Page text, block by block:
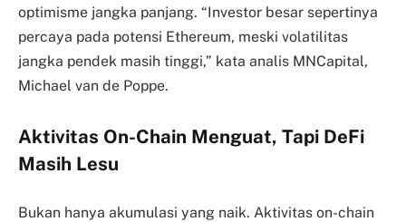
optimisme jangka panjang. “Investor besar sepertinya
percaya pada potensi Ethereum, meski volatilitas
jangka pendek masih tinggi,” kata analis MNCapital,
Michael van de Poppe.
Aktivitas On-Chain Menguat, Tapi DeFi
Masih Lesu
Bukan hanya akumulasi yang naik. Aktivitas on-chain